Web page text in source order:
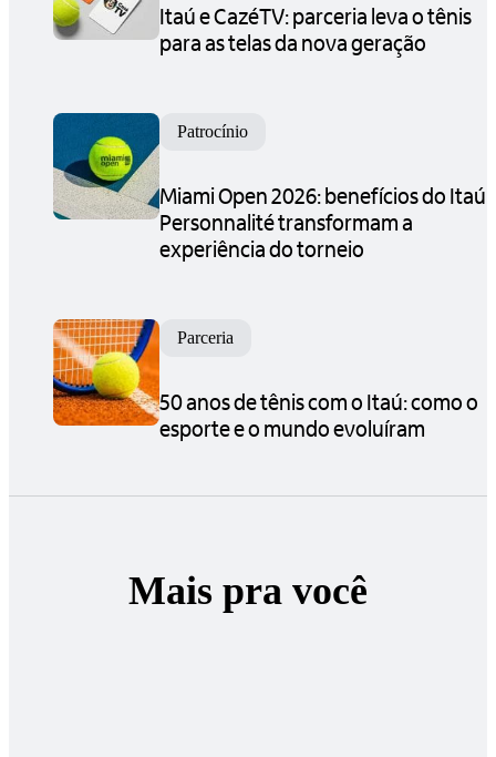
Itaú e CazéTV: parceria leva o tênis
para as telas da nova geração
Patrocínio
Miami Open 2026: benefícios do Itaú
Personnalité transformam a
experiência do torneio
Parceria
50 anos de tênis com o Itaú: como o
esporte e o mundo evoluíram
Mais pra você